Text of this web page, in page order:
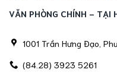
VĂN PHÒNG CHÍNH - TẠI
1001 Trần Hưng Đạo,
(84.28) 3923 5261